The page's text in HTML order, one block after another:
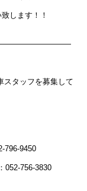
します！！
スタッフを募集して
796-9450
052-756-3830